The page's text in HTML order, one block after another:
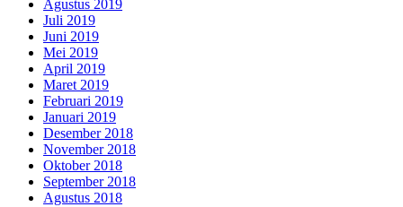
Agustus 2019
Juli 2019
Juni 2019
Mei 2019
April 2019
Maret 2019
Februari 2019
Januari 2019
Desember 2018
November 2018
Oktober 2018
September 2018
Agustus 2018